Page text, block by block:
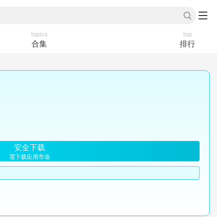
topics
合集
top
排行
安全下载
需下载应用市场